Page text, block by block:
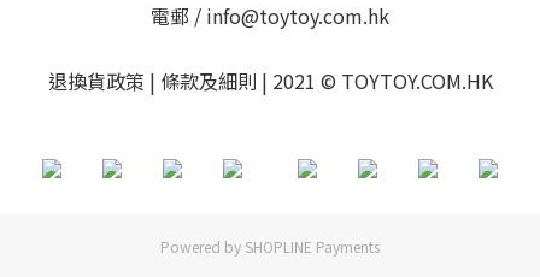
電郵 / info@toytoy.com.hk
退換貨政策 | 條款及細則 | 2021 © TOYTOY.COM.HK
Powered by SHOPLINE Payments